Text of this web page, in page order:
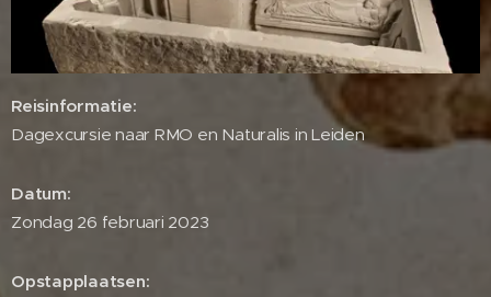
Reisinformatie:
Dagexcursie naar RMO en Naturalis in Leiden
Datum:
Zondag 26 februari 2023
Opstapplaatsen: